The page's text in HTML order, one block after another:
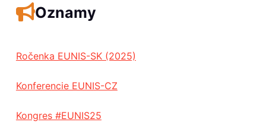
Oznamy
Ročenka EUNIS-SK (2025)
Konferencie EUNIS-CZ
Kongres #EUNIS25